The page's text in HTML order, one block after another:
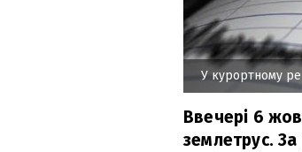
У курортному
Ввечері 6
землетрус.